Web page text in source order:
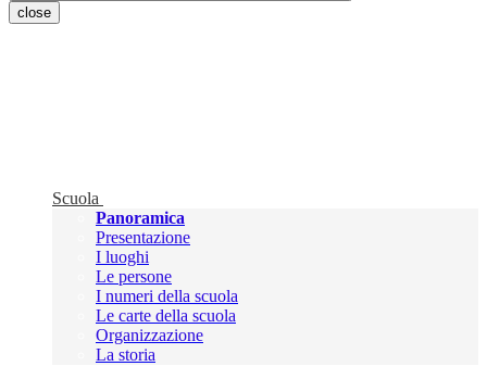
close
Scuola
Panoramica
Presentazione
I luoghi
Le persone
I numeri della scuola
Le carte della scuola
Organizzazione
La storia